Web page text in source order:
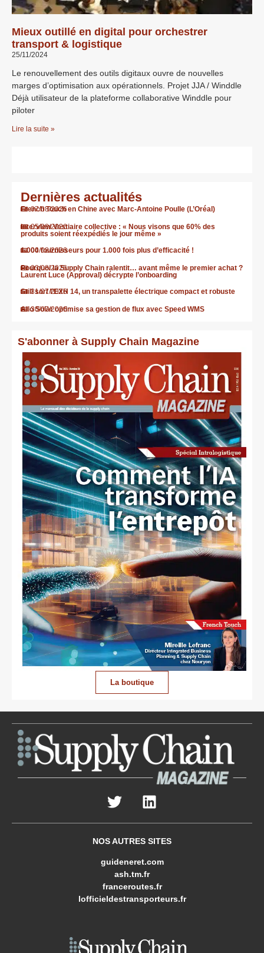
Mieux outillé en digital pour orchestrer
transport & logistique
25/11/2024
Le renouvellement des outils digitaux ouvre de nouvelles
marges d’optimisation aux opérationnels. Projet JJA / Winddle
Déjà utilisateur de la plateforme collaborative Winddle pour
piloter
Lire la suite »
Dernières actualités
07/08/2026
French Touch en Chine avec Marc-Antoine Poulle (L’Oréal)
05/08/2026
Interview Vestiaire collective : « Nous visons que 60% des
produits soient réexpédiés le jour même »
04/08/2026
1.000 fournisseurs pour 1.000 fois plus d’efficacité !
03/08/2026
Pourquoi la Supply Chain ralentit… avant même le premier achat ?
Laurent Luce (Approval) décrypte l’onboarding
31/07/2026
Still sort l’EXH 14, un transpalette électrique compact et robuste
30/07/2026
Allo Solar optimise sa gestion de flux avec Speed WMS
S'abonner à Supply Chain Magazine
La boutique
NOS AUTRES SITES
guideneret.com
ash.tm.fr
franceroutes.fr
lofficieldestransporteurs.fr